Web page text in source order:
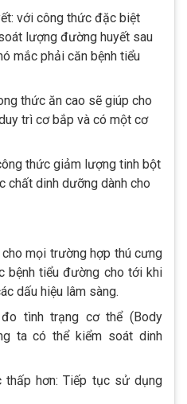
với công thức đặc biệt
lượng đường huyết sau
mắc phải căn bệnh tiểu
thức ăn cao sẽ giúp cho
trì cơ bắp và có một cơ
thức giảm lượng tinh bột
chất dinh dưỡng dành cho
mọi trường hợp thú cưng
bệnh tiểu đường cho tới khi
dấu hiệu lâm sàng.
tình trạng cơ thể (Body
ta có thể kiểm soát dinh
hơn: Tiếp tục sử dụng